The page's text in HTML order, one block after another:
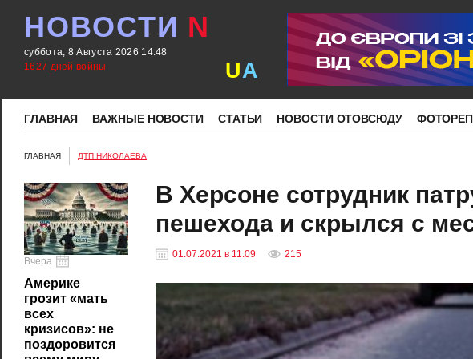
НОВОСТИ N
суббота, 8 Августа 2026 14:48
1627 дней войны
UA
ГЛАВНАЯ ВАЖНЫЕ НОВОСТИ СТАТЬИ НОВОСТИ ОТОВСЮДУ
ГЛАВНАЯ ДТП НИКОЛАЕВА
Вчера
Америке
грозит «мать
всех
кризисов»: не
поздоровится
В Херсоне сотрудник
пешехода и скрылся с
01.07.2021 в 11:09 215